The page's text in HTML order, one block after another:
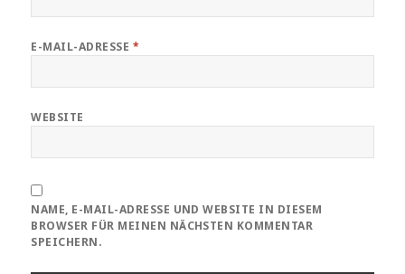
E-MAIL-ADRESSE *
WEBSITE
NAME, E-MAIL-ADRESSE UND WEBSITE IN DIESEM
BROWSER FÜR MEINEN NÄCHSTEN KOMMENTAR
SPEICHERN.